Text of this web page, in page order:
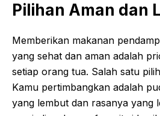
Pilihan Aman dan
Memberikan makanan
yang sehat dan aman adalah
setiap orang tua. Salah satu
Kamu pertimbangkan adalah
yang lembut dan rasanya yang